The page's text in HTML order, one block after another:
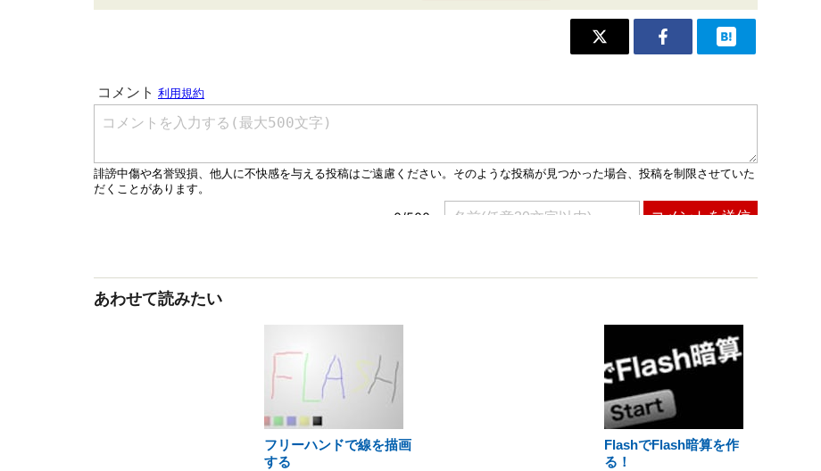
あわせて読みたい
フリーハンドで線を描画
する
FlashでFlash暗算を作
る！